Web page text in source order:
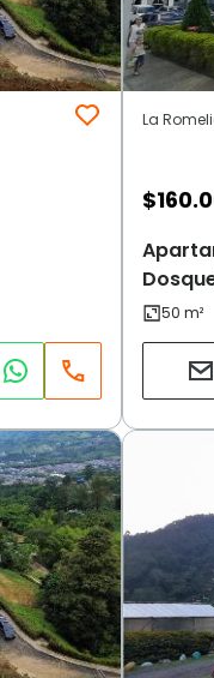
La
$